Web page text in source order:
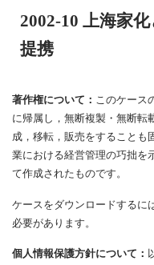
2002-10 上海家
提携
著作権について： このケース
に帰属し，無断複製・無断転
成，移転，販売をすることも
業における経営管理の巧拙を
て作成されたものです。
ケースをダウンロードするに
必要があります。
個人情報保護方針について：